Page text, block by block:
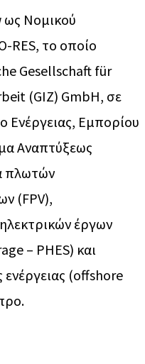
ως Νομικού
RES, το οποίο
Gesellschaft für
(GIZ) GmbH, σε
Ενέργειας, Εμπορίου
Αναπτύξεως
πλωτών
(FPV),
έργων
– PHES) και
ενέργειας (offshore